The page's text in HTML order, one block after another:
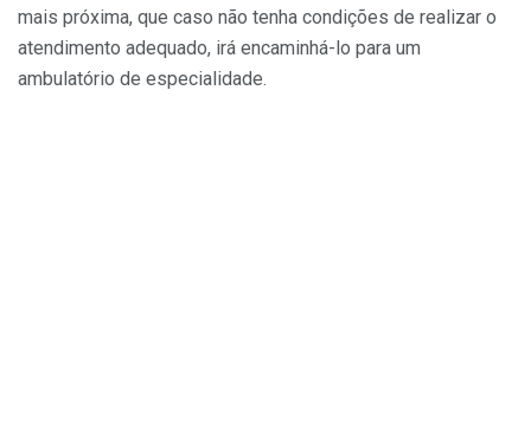
mais próxima, que caso não tenha condições de realizar o
atendimento adequado, irá encaminhá-lo para um
ambulatório de especialidade.